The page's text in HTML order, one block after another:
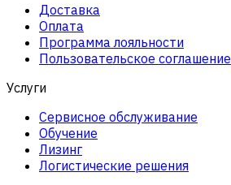
Доставка
Оплата
Программа лояльности
Пользовательское соглашение
Услуги
Сервисное обслуживание
Обучение
Лизинг
Логистические решения